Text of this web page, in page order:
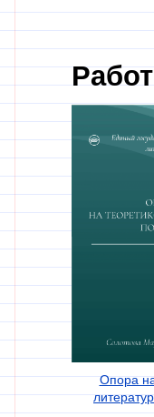
Опора